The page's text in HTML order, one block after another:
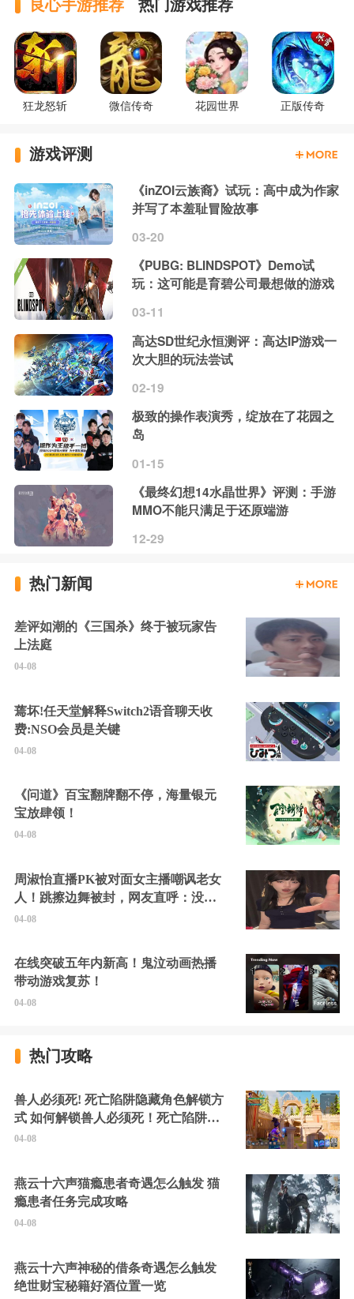
良心手游推荐 热门游戏推荐
狂龙怒斩 微信传奇 花园世界 正版传奇
游戏评测
《inZOI云族裔》试玩：高中成为作家
并写了本羞耻冒险故事
03-20
《PUBG: BLINDSPOT》Demo试
玩：这可能是育碧公司最想做的游戏
03-11
高达SD世纪永恒测评：高达IP游戏一
次大胆的玩法尝试
02-19
极致的操作表演秀，绽放在了花园之
岛
01-15
《最终幻想14水晶世界》评测：手游
MMO不能只满足于还原端游
12-29
热门新闻
差评如潮的《三国杀》终于被玩家告
上法庭
04-08
蔫坏!任天堂解释Switch2语音聊天收
费:NSO会员是关键
04-08
《问道》百宝翻牌翻不停，海量银元
宝放肆领！
04-08
周淑怡直播PK被对面女主播嘲讽老女
人！跳擦边舞被封，网友直呼：没边
硬擦封的好！
04-08
在线突破五年内新高！鬼泣动画热播
带动游戏复苏！
04-08
热门攻略
兽人必须死! 死亡陷阱隐藏角色解锁方
式 如何解锁兽人必须死！死亡陷阱中
的隐藏角色
04-08
燕云十六声猫瘾患者奇遇怎么触发 猫
瘾患者任务完成攻略
04-08
燕云十六声神秘的借条奇遇怎么触发
绝世财宝秘籍好酒位置一览